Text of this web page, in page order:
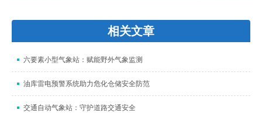
相关文章
六要素小型气象站：赋能野外气象监测
油库雷电预警系统助力危化仓储安全防范
交通自动气象站：守护道路交通安全